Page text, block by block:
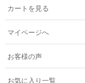
カートを見る
マイページへ
お客様の声
お気に入り一覧